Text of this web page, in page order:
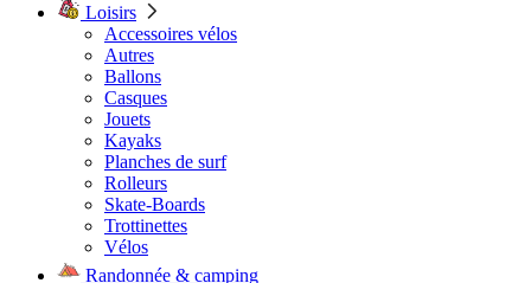
Loisirs
Accessoires vélos
Autres
Ballons
Casques
Jouets
Kayaks
Planches de surf
Rolleurs
Skate-Boards
Trottinettes
Vélos
Randonnée & camping